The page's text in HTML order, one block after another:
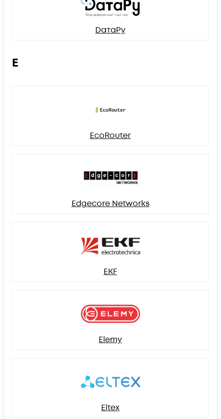
DатаРу
E
EcoRouter
Edgecore Networks
EKF
Elemy
Eltex